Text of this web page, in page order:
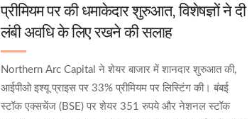
प्रीमियम पर की धमाकेदार शुरुआत, विशेषज्ञों ने दी
लंबी अवधि के लिए रखने की सलाह
Northern Arc Capital ने शेयर बाजार में शानदार शुरुआत की,
आईपीओ इश्यू प्राइस पर 33% प्रीमियम पर लिस्टिंग की। बंबई
स्टॉक एक्सचेंज (BSE) पर शेयर 351 रुपये और नेशनल स्टॉक